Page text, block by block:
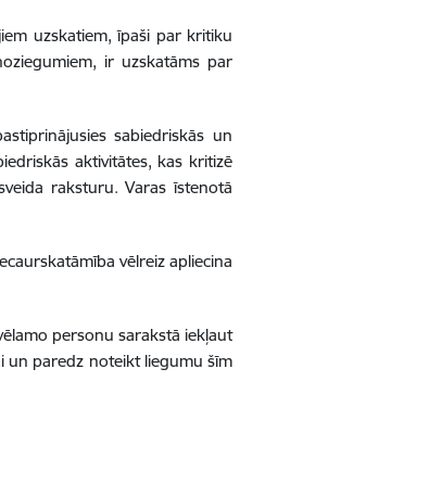
uzskatiem, īpaši par kritiku
ir uzskatāms par
sabiedriskās un
aktivitātes, kas kritizē
raksturu. Varas īstenotā
vēlreiz apliecina
personu sarakstā iekļaut
un paredz noteikt liegumu šīm